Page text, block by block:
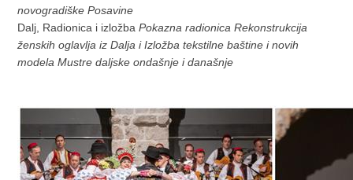
novogradiške Posavine
Dalj, Radionica i izložbaPokazna radionica Rekonstrukcija
ženskih oglavlja iz Dalja i Izložba tekstilne baštine i novih
modela Mustre daljske ondašnje i današnje